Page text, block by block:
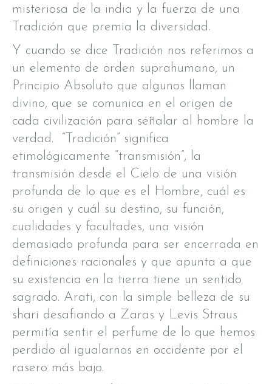
misteriosa de la india y la fuerza de una
Tradición que premia la diversidad.
Y cuando se dice Tradición nos referimos a
un elemento de orden suprahumano, un
Principio Absoluto que algunos llaman
divino, que se comunica en el origen de
cada civilización para señalar al hombre la
verdad. “Tradición” significa
etimológicamente “transmisión”, la
transmisión desde el Cielo de una visión
profunda de lo que es el Hombre, cuál es
su origen y cuál su destino, su función,
cualidades y facultades, una visión
demasiado profunda para ser encerrada en
definiciones racionales y que apunta a que
su existencia en la tierra tiene un sentido
sagrado. Arati, con la simple belleza de su
shari desafiando a Zaras y Levis Straus
permitía sentir el perfume de lo que hemos
perdido al igualarnos en occidente por el
rasero más bajo.